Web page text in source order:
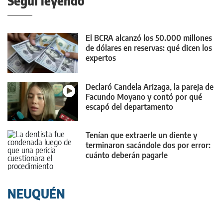
El BCRA alcanzó los 50.000 millones
de dólares en reservas: qué dicen los
expertos
Declaró Candela Arizaga, la pareja de
Facundo Moyano y contó por qué
escapó del departamento
Tenían que extraerle un diente y
terminaron sacándole dos por error:
cuánto deberán pagarle
NEUQUÉN